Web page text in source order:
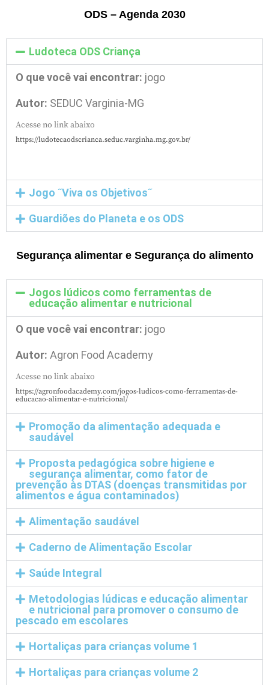
ODS – Agenda 2030
Ludoteca ODS Criança
O que você vai encontrar: jogo
Autor: SEDUC Varginia-MG
Acesse no link abaixo
https://ludotecaodscrianca.seduc.varginha.mg.gov.br/
Jogo ˝Viva os Objetivos˝
Guardiões do Planeta e os ODS
Segurança alimentar e Segurança do alimento
Jogos lúdicos como ferramentas de
educação alimentar e nutricional
O que você vai encontrar: jogo
Autor: Agron Food Academy
Acesse no link abaixo
https://agronfoodacademy.com/jogos-ludicos-como-ferramentas-de-
educacao-alimentar-e-nutricional/
Promoção da alimentação adequada e
saudável
Proposta pedagógica sobre higiene e
segurança alimentar, como fator de
prevenção às DTAS (doenças transmitidas por
alimentos e água contaminados)
Alimentação saudável
Caderno de Alimentação Escolar
Saúde Integral
Metodologias lúdicas e educação alimentar
e nutricional para promover o consumo de
pescado em escolares
Hortaliças para crianças volume 1
Hortaliças para crianças volume 2